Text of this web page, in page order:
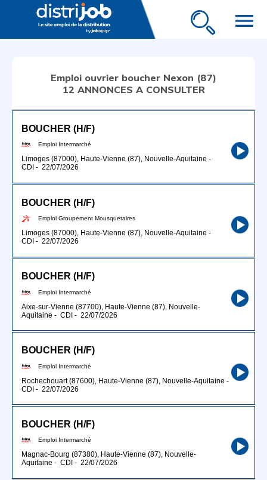
menu
Emploi ouvrier boucher Nexon (87)
12 ANNONCES A CONSULTER
BOUCHER (H/F)
Emploi Intermarché
Limoges (87000), Haute-Vienne (87), Nouvelle-Aquitaine -
CDI - 22/07/2026
BOUCHER (H/F)
Emploi Groupement Mousquetaires
Limoges (87000), Haute-Vienne (87), Nouvelle-Aquitaine -
CDI - 22/07/2026
BOUCHER (H/F)
Emploi Intermarché
Aixe-sur-Vienne (87700), Haute-Vienne (87), Nouvelle-
Aquitaine - CDI - 22/07/2026
BOUCHER (H/F)
Emploi Intermarché
Rochechouart (87600), Haute-Vienne (87), Nouvelle-Aquitaine -
CDI - 22/07/2026
BOUCHER (H/F)
Emploi Intermarché
Magnac-Bourg (87380), Haute-Vienne (87), Nouvelle-
Aquitaine - CDI - 22/07/2026